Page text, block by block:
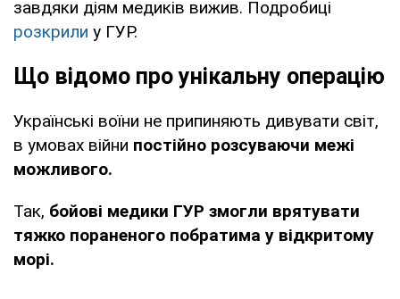
завдяки діям медиків вижив. Подробиці
розкрили у ГУР.
Що відомо про унікальну операцію
Українські воїни не припиняють дивувати світ,
в умовах війни постійно розсуваючи межі
можливого.
Так, бойові медики ГУР змогли врятувати
тяжко пораненого побратима у відкритому
морі.